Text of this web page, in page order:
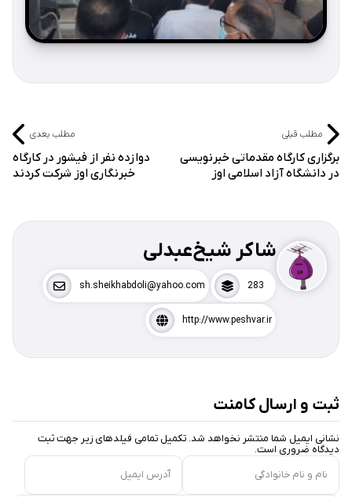
مطلب قبلی
برگزاری کارگاه مقدماتی خبرنویسی
در دانشگاه آزاد اسلامی اوز
مطلب بعدی
دوازده نفر از فیشور در کارگاه
خبرنگاری اوز شرکت کردند
شاکر شیخ‌عبدلی
283
sh.sheikhabdoli@yahoo.com
http://www.peshvar.ir
ثبت و ارسال کامنت
نشانی ایمیل شما منتشر نخواهد شد. تکمیل تمامی فیلد‌های زیر جهت ثبت
دیدگاه ضروری است.
نام و نام خانوادگی
آدرس ایمیل